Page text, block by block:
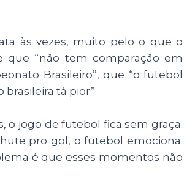
às vezes, muito pelo o que o
“não tem comparação em
Brasileiro”, que “o futebol
brasileira tá pior”.
o jogo de futebol fica sem graça.
pro gol, o futebol emociona.
é que esses momentos não